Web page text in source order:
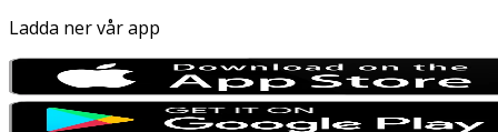
Ladda ner vår app